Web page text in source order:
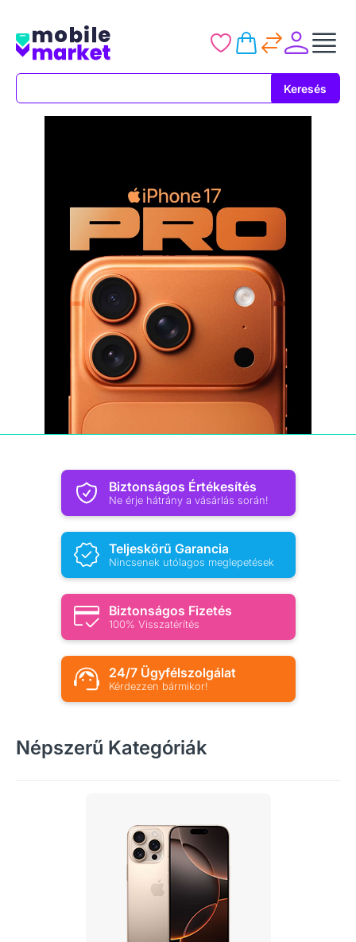
Keresés
Biztonságos Értékesítés
Ne érje hátrány a vásárlás során!
Teljeskörű Garancia
Nincsenek utólagos meglepetések
Biztonságos Fizetés
100% Visszatérítés
24/7 Ügyfélszolgálat
Kérdezzen bármikor!
Népszerű Kategóriák